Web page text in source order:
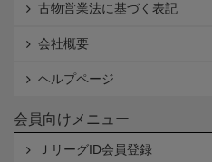
古物営業法に基づく表記
会社概要
ヘルプページ
会員向けメニュー
ＪリーグID会員登録